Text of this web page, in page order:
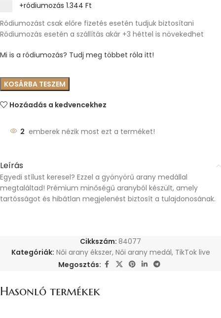
+ródiumozás 1.344 Ft
Ródiumozást csak előre fizetés esetén tudjuk biztosítani
Ródiumozás esetén a szállítás akár +3 héttel is növekedhet
Mi is a ródiumozás? Tudj meg többet róla itt!
KOSÁRBA TESZEM
Hozáadás a kedvencekhez
2 emberek nézik most ezt a terméket!
Leírás
Egyedi stílust keresel? Ezzel a gyönyörű arany medállal
megtaláltad! Prémium minőségű aranyból készült, amely
tartósságot és hibátlan megjelenést biztosít a tulajdonosának.
Cikkszám: 84077
Kategóriák: Női arany ékszer, Női arany medál, TikTok live
Megosztás:
Hasonló termékek